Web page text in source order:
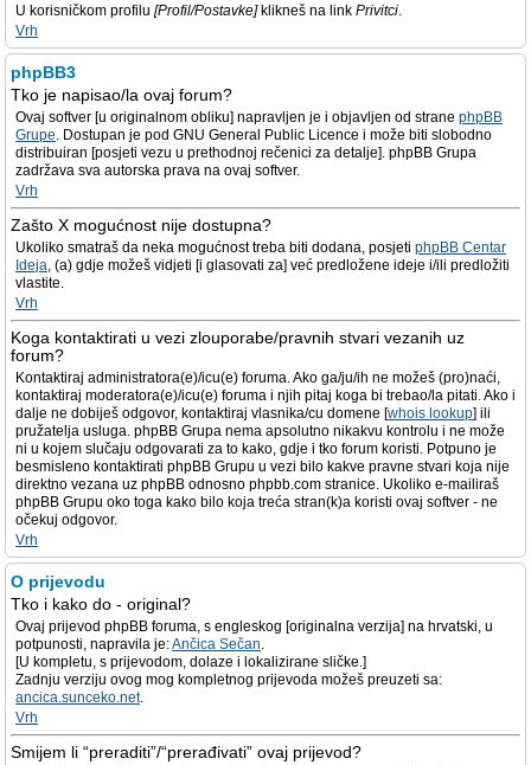
U korisničkom profilu [Profil/Postavke]klikneš na link Privitci.
Vrh
phpBB3
Tko je napisao/la ovaj forum?
Ovaj softver [u originalnom obliku] napravljen je i objavljen od strane phpBB
Grupe. Dostupan je pod GNU General Public Licence i može biti slobodno
distribuiran [posjeti vezu u prethodnoj rečenici za detalje]. phpBB Grupa
zadržava sva autorska prava na ovaj softver.
Vrh
Zašto X mogućnost nije dostupna?
Ukoliko smatraš da neka mogućnost treba biti dodana, posjeti phpBB Centar
Ideja, (a) gdje možeš vidjeti [i glasovati za] već predložene ideje i/ili predložiti
vlastite.
Vrh
Koga kontaktirati u vezi zlouporabe/pravnih stvari vezanih uz
forum?
Kontaktiraj administratora(e)/icu(e) foruma. Ako ga/ju/ih ne možeš (pro)naći,
kontaktiraj moderatora(e)/icu(e) foruma i njih pitaj koga bi trebao/la pitati. Ako i
dalje ne dobiješ odgovor, kontaktiraj vlasnika/cu domene [whois lookup] ili
pružatelja usluga. phpBB Grupa nema apsolutno nikakvu kontrolu i ne može
ni u kojem slučaju odgovarati za to kako, gdje i tko forum koristi. Potpuno je
besmisleno kontaktirati phpBB Grupu u vezi bilo kakve pravne stvari koja nije
direktno vezana uz phpBB odnosno phpbb.com stranice. Ukoliko e-mailiraš
phpBB Grupu oko toga kako bilo koja treća stran(k)a koristi ovaj softver - ne
očekuj odgovor.
Vrh
O prijevodu
Tko i kako do - original?
Ovaj prijevod phpBB foruma, s engleskog [originalna verzija] na hrvatski, u
potpunosti, napravila je:Ančica Sečan.
[U kompletu, s prijevodom, dolaze i lokalizirane sličke.]
Zadnju verziju ovog mog kompletnog prijevoda možeš preuzeti sa:
ancica.sunceko.net.
Vrh
Smijem li “preraditi”/“prerađivati” ovaj prijevod?